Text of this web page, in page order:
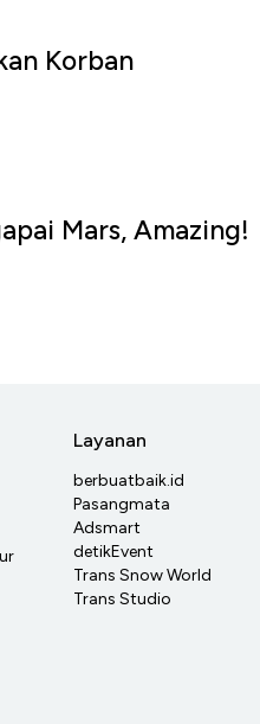
Korban
Mars, Amazing!
Layanan
berbuatbaik.id
Pasangmata
Adsmart
detikEvent
Trans Snow World
Trans Studio